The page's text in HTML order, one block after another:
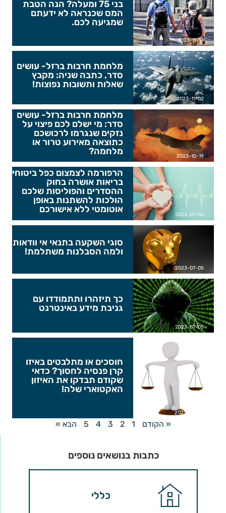
כתבות בנושאים נוספים
כללי
בני 75 ומעלה? הנה הטבת
המס שכנראה לא ידעתם
שמגיעה לכם.
2023-11-14
מלחמת חרבות ברזל- עושים
סדר, כתבה שניה: מקבץ
שאלות ותשובות נפוצות!
2023-11-02
מלחמת חרבות ברזל- עושים
סדר: מי ישלם לכם פיצוי על
נזקים שנגרמו לרכושכם
כתוצאה מאירוע טרור או
מלחמה?
2023-10-19
הרפורמה לצמצום כפל ביטוחי
בריאות אושרה בחוק
ההסדרים והפוליסות שלכם
הולכות להשתנות באופן
אוטומטי ללא אישורכם
2023-07-05
סוגי השקעה בתנאי אי וודאות
ולמה הסבלנות משתלמת!
2023-07-05
כך תיזהרו ותתמודדו עם
גניבת מידע באינטרנט
2023-07-05
חוסכים או מתלבטים באיזו
קרן פנסיה לחסוך? כדאי
שקודם תבדקו את האיזון
האקטוארי שלה!
2023-06-29
« הקודם 1
2
3
4
5 הבא »